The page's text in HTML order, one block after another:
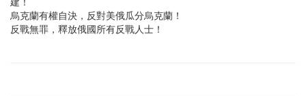
烏克蘭有權自決，反對美俄瓜分烏克蘭！
反戰無罪，釋放俄國所有反戰人士！